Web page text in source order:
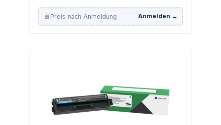
Preis nach Anmeldung Anmelden →